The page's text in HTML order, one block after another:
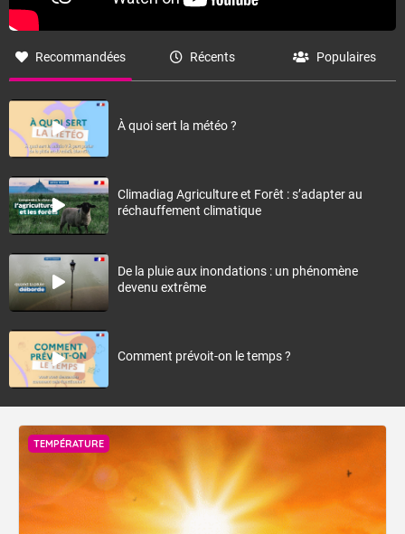
Recommandées Récents Populaires
À quoi sert la météo ?
Climadiag Agriculture et Forêt : s’adapter au
réchauffement climatique
De la pluie aux inondations : un phénomène
devenu extrême
Comment prévoit-on le temps ?
TEMPÉRATURE